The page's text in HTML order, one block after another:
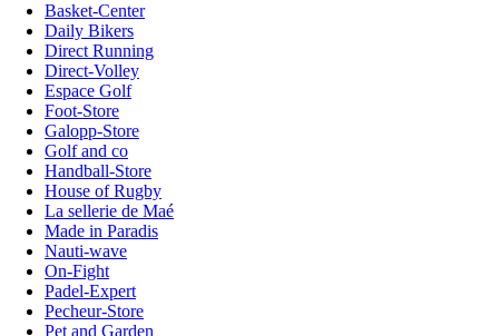
Basket-Center
Daily Bikers
Direct Running
Direct-Volley
Espace Golf
Foot-Store
Galopp-Store
Golf and co
Handball-Store
House of Rugby
La sellerie de Maé
Made in Paradis
Nauti-wave
On-Fight
Padel-Expert
Pecheur-Store
Pet and Garden